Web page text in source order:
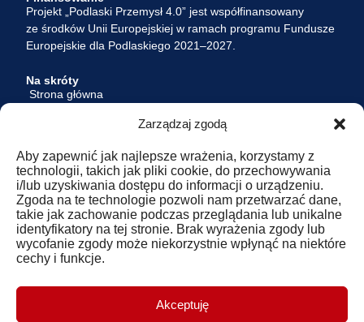
Zarządzaj zgodą
Aby zapewnić jak najlepsze wrażenia, korzystamy z
technologii, takich jak pliki cookie, do przechowywania
i/lub uzyskiwania dostępu do informacji o urządzeniu.
Zgoda na te technologie pozwoli nam przetwarzać dane,
takie jak zachowanie podczas przeglądania lub unikalne
identyfikatory na tej stronie. Brak wyrażenia zgody lub
wycofanie zgody może niekorzystnie wpłynąć na niektóre
cechy i funkcje.
Akceptuję
Projekt „Podlaski Przemysł 4.0” jest współfinansowany
ze środków Unii Europejskiej w ramach programu Fundusze
Europejskie dla Podlaskiego 2021–2027.
Na skróty
Strona główna
Dokumenty
Kontakt
Logowanie
Realizatorzy
Polski Klaster Budowlany P.S.A.
Polskie Stowarzyszenie Doradcze i Konsultingowe